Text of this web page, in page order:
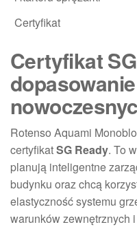
Certyfikat
Certyfikat
Rotenso Aquami
certyfikatSG Ready. To
planują inteligentne
budynku oraz chcą
elastyczność systemu
warunków zewnętrznych